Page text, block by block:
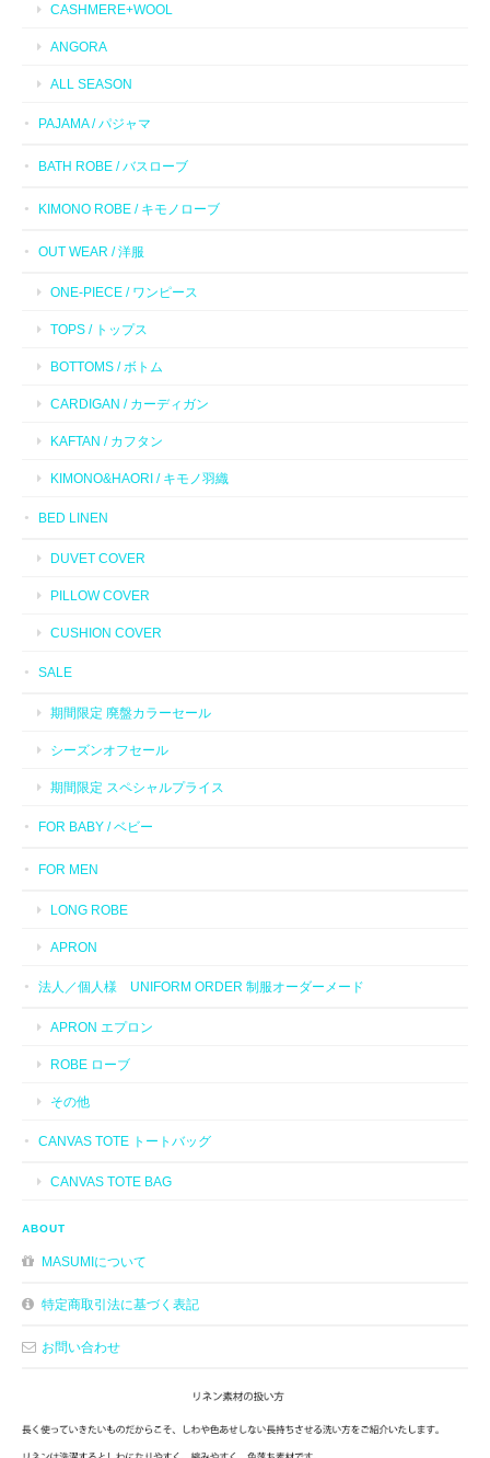
CASHMERE+WOOL
ANGORA
ALL SEASON
PAJAMA / パジャマ
BATH ROBE / バスローブ
KIMONO ROBE / キモノローブ
OUT WEAR / 洋服
ONE-PIECE / ワンピース
TOPS / トップス
BOTTOMS / ボトム
CARDIGAN / カーディガン
KAFTAN / カフタン
KIMONO&HAORI / キモノ羽織
BED LINEN
DUVET COVER
PILLOW COVER
CUSHION COVER
SALE
期間限定 廃盤カラーセール
シーズンオフセール
期間限定 スペシャルプライス
FOR BABY / ベビー
FOR MEN
LONG ROBE
APRON
法人／個人様 UNIFORM ORDER 制服オーダーメード
APRON エプロン
ROBE ローブ
その他
CANVAS TOTE トートバッグ
CANVAS TOTE BAG
ABOUT
MASUMIについて
特定商取引法に基づく表記
お問い合わせ